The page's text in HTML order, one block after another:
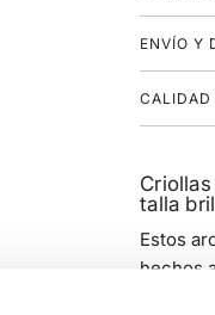
ENVÍO Y
CALIDAD
talla
Estos
hechos
única